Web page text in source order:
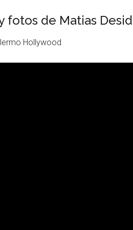
fotos de Matias
Hollywood